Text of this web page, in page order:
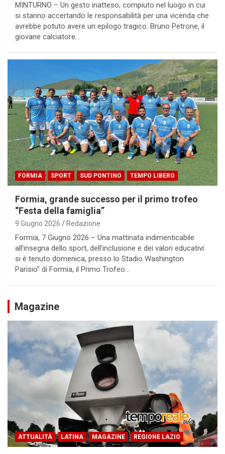
MINTURNO – Un gesto inatteso, compiuto nel luogo in cui
si stanno accertando le responsabilità per una vicenda che
avrebbe potuto avere un epilogo tragico. Bruno Petrone, il
giovane calciatore…
FORMIA SPORT SUD PONTINO TEMPO LIBERO
Formia, grande successo per il primo trofeo
“Festa della famiglia”
9 Giugno 2026 Redazione
Formia, 7 Giugno 2026 – Una mattinata indimenticabile
all’insegna dello sport, dell’inclusione e dei valori educativi:
si è tenuto domenica, presso lo Stadio Washington
Parisio” di Formia, il Primo Trofeo…
Magazine
ATTUALITÀ LATINA MAGAZINE REGIONE LAZIO